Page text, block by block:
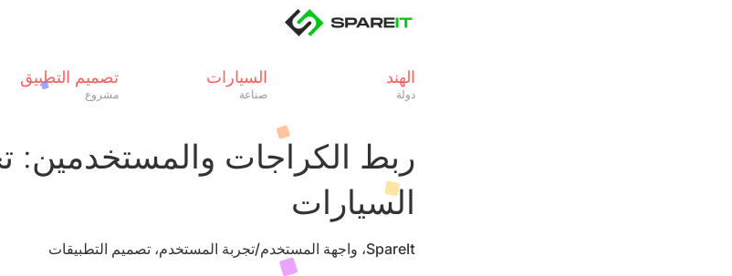
الهند
دولة
السيارات
صناعة
تصميم التطبيق
مشروع
ربط الكراجات والمستخدمين:
السيارات
SpareIt، واجهة المستخدم/تجربة المستخدم، تصميم التطبيقات